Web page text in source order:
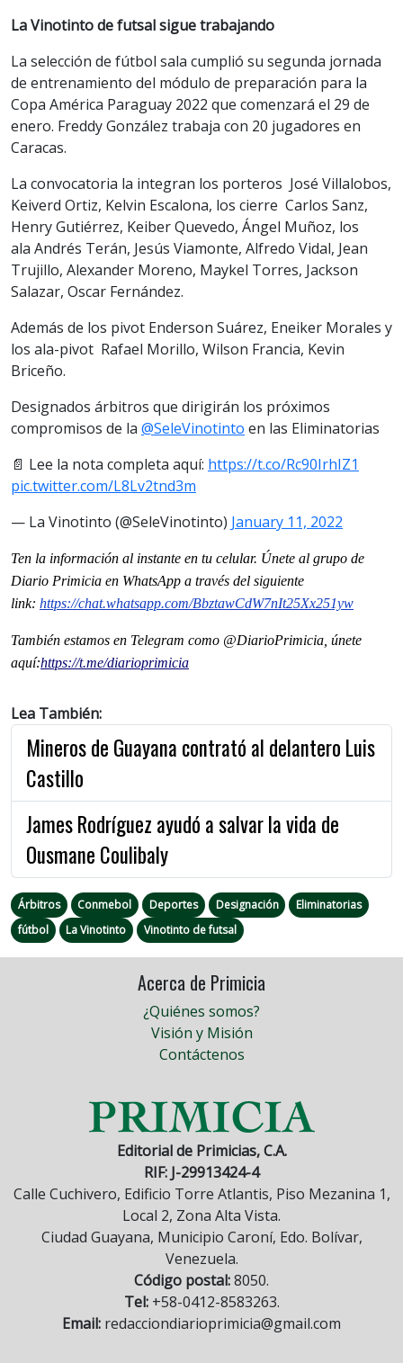
La Vinotinto de futsal sigue trabajando
La selección de fútbol sala cumplió su segunda jornada
de entrenamiento del módulo de preparación para la
Copa América Paraguay 2022 que comenzará el 29 de
enero. Freddy González trabaja con 20 jugadores en
Caracas.
La convocatoria la integran los porteros José Villalobos,
Keiverd Ortiz, Kelvin Escalona, los cierre Carlos Sanz,
Henry Gutiérrez, Keiber Quevedo, Ángel Muñoz, los
ala Andrés Terán, Jesús Viamonte, Alfredo Vidal, Jean
Trujillo, Alexander Moreno, Maykel Torres, Jackson
Salazar, Oscar Fernández.
Además de los pivot Enderson Suárez, Eneiker Morales y
los ala-pivot Rafael Morillo, Wilson Francia, Kevin
Briceño.
Designados árbitros que dirigirán los próximos
compromisos de la @SeleVinotinto en las Eliminatorias
📄 Lee la nota completa aquí: https://t.co/Rc90IrhIZ1
pic.twitter.com/L8Lv2tnd3m
— La Vinotinto (@SeleVinotinto) January 11, 2022
Ten la información al instante en tu celular. Únete al grupo de
Diario Primicia en WhatsApp a través del siguiente
link: https://chat.whatsapp.com/BbztawCdW7nIt25Xx251yw
También estamos en Telegram como @DiarioPrimicia, únete
aquí:https://t.me/diarioprimicia
Lea También:
Mineros de Guayana contrató al delantero Luis
Castillo
James Rodríguez ayudó a salvar la vida de
Ousmane Coulibaly
Árbitros Conmebol Deportes Designación
Eliminatorias
fútbol
La Vinotinto Vinotinto de futsal
Acerca de Primicia
¿Quiénes somos?
Visión y Misión
Contáctenos
Editorial de Primicias, C.A.
RIF: J-29913424-4
Calle Cuchivero, Edificio Torre Atlantis, Piso Mezanina 1,
Local 2, Zona Alta Vista.
Ciudad Guayana, Municipio Caroní, Edo. Bolívar,
Venezuela.
Código postal:8050.
Tel:+58-0412-8583263.
Email: redacciondiarioprimicia@gmail.com